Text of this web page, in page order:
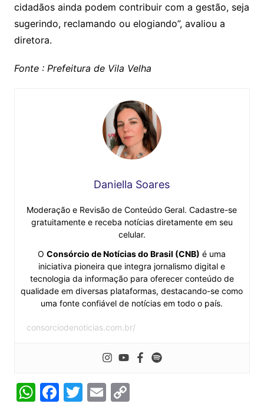
cidadãos ainda podem contribuir com a gestão, seja
sugerindo, reclamando ou elogiando”, avaliou a
diretora.
Fonte : Prefeitura de Vila Velha
Daniella Soares
Moderação e Revisão de Conteúdo Geral. Cadastre-se
gratuitamente e receba notícias diretamente em seu
celular.
OConsórcio de Notícias do Brasil (CNB) é uma
iniciativa pioneira que integra jornalismo digital e
tecnologia da informação para oferecer conteúdo de
qualidade em diversas plataformas, destacando-se como
uma fonte confiável de notícias em todo o país.
consorciodenoticias.com.br/
W F T E C